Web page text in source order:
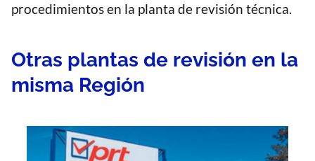
procedimientos en la planta de revisión técnica.
Otras plantas de revisión en la
misma Región